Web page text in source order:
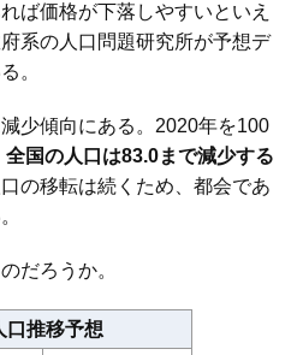
ば価格が下落しやすいといえ
系の人口問題研究所が予想デ
。
少傾向にある。2020年を100
国の人口は83.0まで減少する
の移転は続くため、都会であ
だろうか。
推移予想